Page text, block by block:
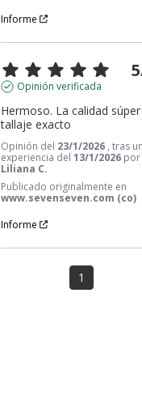
Informe
5
Opinión verificada
Hermoso. La calidad
tallaje exacto
Opinión del 23/1/2026 , tras
experiencia del13/1/2026 por
Liliana C.
Publicado originalmente en
www.sevenseven.com (co)
Informe
1